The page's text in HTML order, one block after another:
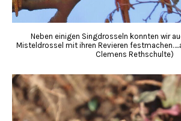
Neben einigen Singdrosseln konnten wir
Misteldrossel mit ihren Revieren
Clemens Rethschulte)